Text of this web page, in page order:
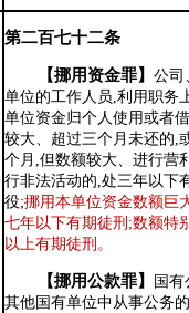
第二百七十二条
【挪用资金罪】 公司
单位的工作人员,利用职务
单位资金归个人使用或者
较大、超过三个月未还的,
个月,但数额较大、进行营
行非法活动的,处三年以下
役;挪用本单位资金数额巨
七年以下有期徒刑;数额特
以上有期徒刑。
【挪用公款罪】
国
其他国有单位中从事公务